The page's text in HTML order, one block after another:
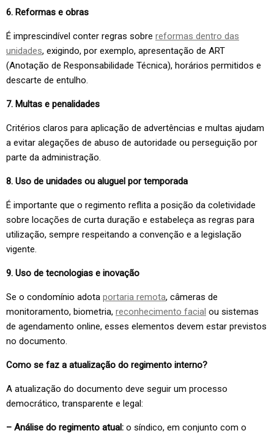
6. Reformas e obras
É imprescindível conter regras sobre reformas dentro das
unidades, exigindo, por exemplo, apresentação de ART
(Anotação de Responsabilidade Técnica), horários permitidos e
descarte de entulho.
7. Multas e penalidades
Critérios claros para aplicação de advertências e multas ajudam
a evitar alegações de abuso de autoridade ou perseguição por
parte da administração.
8. Uso de unidades ou aluguel por temporada
É importante que o regimento reflita a posição da coletividade
sobre locações de curta duração e estabeleça as regras para
utilização, sempre respeitando a convenção e a legislação
vigente.
9. Uso de tecnologias e inovação
Se o condomínio adota portaria remota, câmeras de
monitoramento, biometria, reconhecimento facial ou sistemas
de agendamento online, esses elementos devem estar previstos
no documento.
Como se faz a atualização do regimento interno?
A atualização do documento deve seguir um processo
democrático, transparente e legal:
– Análise do regimento atual: o síndico, em conjunto com o